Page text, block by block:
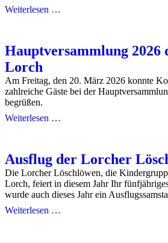
Weiterlesen …
Hauptversammlung 2026
Lorch
Am Freitag, den 20. März 2026 konnte
zahlreiche Gäste bei der
begrüßen.
Weiterlesen …
Ausflug der Lorcher
Die Lorcher Löschlöwen, die
Lorch, feiert in diesem Jahr Ihr
wurde auch dieses Jahr ein
Weiterlesen …